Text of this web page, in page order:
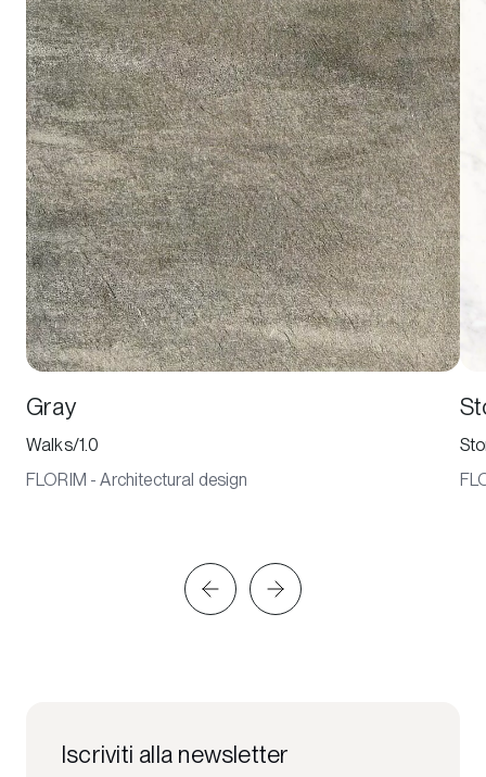
Gray
Walks/1.0
FLORIM - Architectural design
Iscriviti alla newsletter